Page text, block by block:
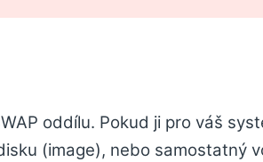
oddílu. Pokud ji pro váš
(image), nebo samostatný